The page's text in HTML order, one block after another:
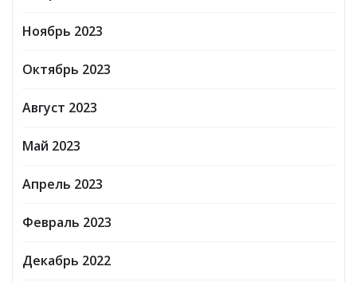
Ноябрь 2023
Октябрь 2023
Август 2023
Май 2023
Апрель 2023
Февраль 2023
Декабрь 2022